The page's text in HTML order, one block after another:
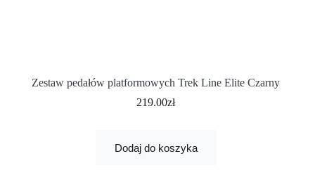
Zestaw pedałów platformowych Trek Line Elite Czarny
219.00zł
Dodaj do koszyka